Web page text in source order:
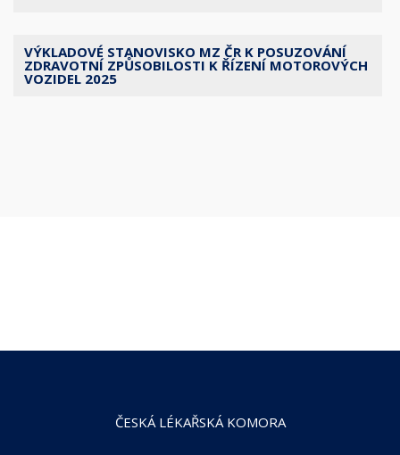
VÝKLADOVÉ STANOVISKO MZ ČR K POSUZOVÁNÍ
ZDRAVOTNÍ ZPŮSOBILOSTI K ŘÍZENÍ MOTOROVÝCH
VOZIDEL 2025
ČESKÁ LÉKAŘSKÁ KOMORA